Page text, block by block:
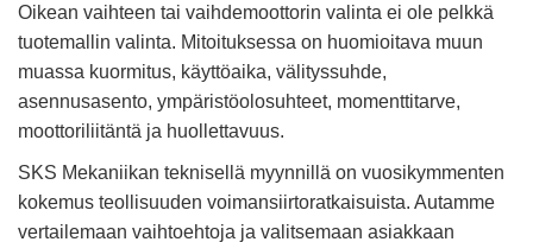
Oikean vaihteen tai vaihdemoottorin valinta ei ole pelkkä
tuotemallin valinta. Mitoituksessa on huomioitava muun
muassa kuormitus, käyttöaika, välityssuhde,
asennusasento, ympäristöolosuhteet, momenttitarve,
moottoriliitäntä ja huollettavuus.
SKS Mekaniikan teknisellä myynnillä on vuosikymmenten
kokemus teollisuuden voimansiirtoratkaisuista. Autamme
vertailemaan vaihtoehtoja ja valitsemaan asiakkaan